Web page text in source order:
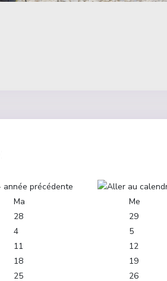
Ma Me
28 29
4 5
11 12
18 19
25 26